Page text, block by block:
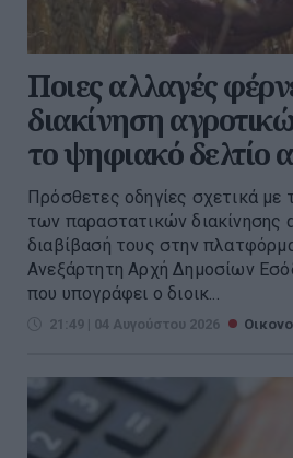
Ποιες αλλαγές
διακίνηση
το ψηφιακό δελτίο
Πρόσθετες οδηγίες σχετικά με
των παραστατικών διακίνησης
διαβίβασή τους στην
Ανεξάρτητη Αρχή Δημοσίων
που υπογράφει ο διοικ...
21:49 | 04 Αυγούστου 2026